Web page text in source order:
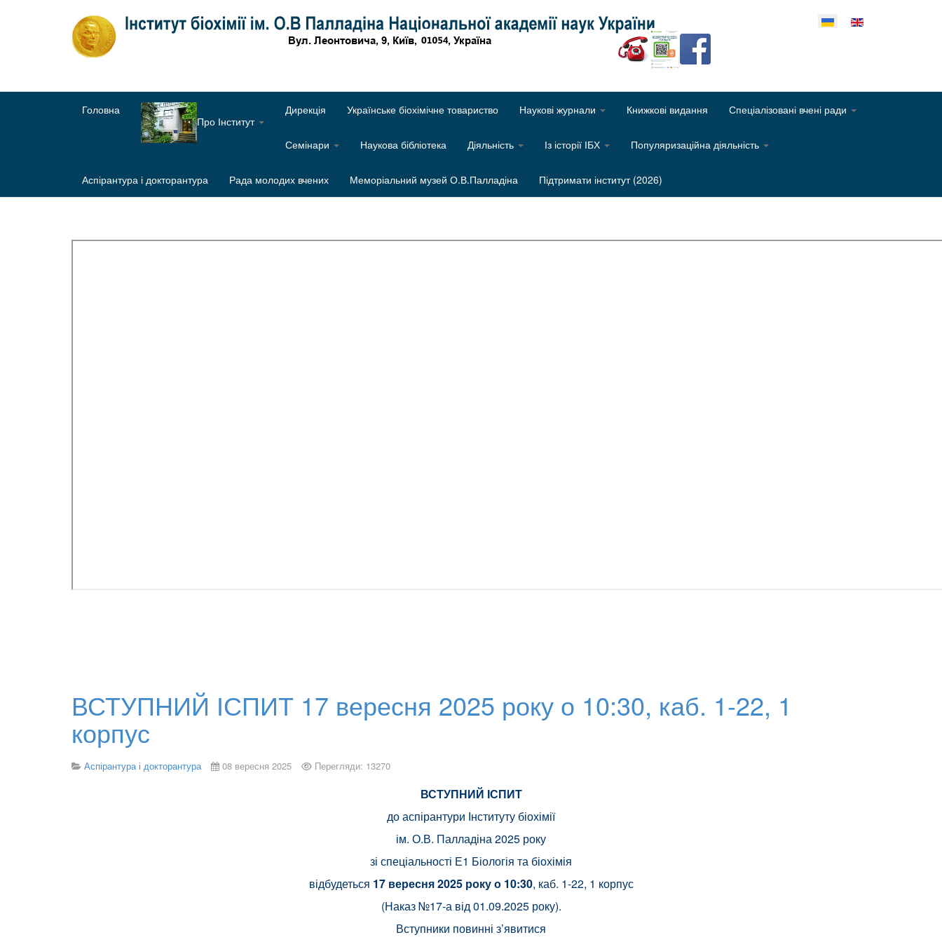
Оберіть свою мову
Головна
Про Інститут
Дирекція Українське біохімічне товариство Наукові журнали Книжкові видання Спеціалізовані вчені ради
Семінари Наукова бібліотека Діяльність Із історії ІБХ Популяризаційна діяльність
Аспірантура і докторантура Рада молодих вчених Меморіальний музей О.В.Палладіна Підтримати інститут (2026)
ВСТУПНИЙ ІСПИТ 17 вересня 2025 року о 10:30, каб. 1-22, 1
корпус
Аспірантура і докторантура 08 вересня 2025 Перегляди: 13270
ВСТУПНИЙ ІСПИТ
до аспірантури Інституту біохімії
ім. О.В. Палладіна 2025 року
зі спеціальності Е1 Біологія та біохімія
відбудеться 17 вересня 2025 року о 10:30, каб. 1-22, 1 корпус
(Наказ №17-а від 01.09.2025 року).
Вступники повинні з’явитися